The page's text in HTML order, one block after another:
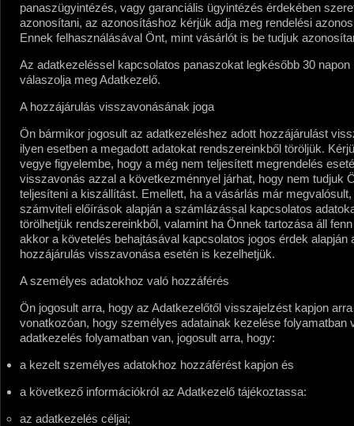
panaszügyintézés, vagy garanciális ügyintézés érdekében
azonosítani, az azonosításhoz kérjük adja meg rendelési
Ennek felhasználásával Önt, mint vásárlót is be tudjuk
Az adatkezeléssel kapcsolatos panaszokat legkésőbb 30 napon
válaszolja meg Adatkezelő.
A hozzájárulás visszavonásának joga
Ön bármikor jogosult az adatkezeléshez adott hozzájárulást
ilyen esetben a megadott adatokat rendszereinkből töröljük.
vegye figyelembe, hogy a még nem teljesített megrendelés
visszavonás azzal a következménnyel járhat, hogy nem tudjuk
teljesíteni a kiszállítást. Emellett, ha a vásárlás már megvalósult,
számviteli előírások alapján a számlázással kapcsolatos
törölhetjük rendszereinkből, valamint ha Önnek tartozása áll
akkor a követelés behajtásával kapcsolatos jogos érdek alapján
hozzájárulás visszavonása esetén is kezelhetjük.
A személyes adatokhoz való hozzáférés
Ön jogosult arra, hogy az Adatkezelőtől visszajelzést kapjon arra
vonatkozóan, hogy személyes adatainak kezelése folyamatban
adatkezelés folyamatban van, jogosult arra, hogy:
a kezelt személyes adatokhoz hozzáférést kapjon és
a következő információkról az Adatkezelő tájékoztassa:
az adatkezelés céljai;